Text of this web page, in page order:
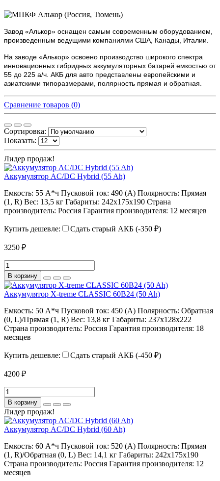
Завод «Алькор» оснащен самым современным оборудованием,
произведенным ведущими компаниями США, Канады, Италии.
На заводе «Алькор» освоено производство широкого спектра
инновационных гибридных аккумуляторных батарей емкостью от
55 до 225 а/ч. АКБ для авто представлены европейскими и
азиатскими типоразмерами, полярность прямая и обратная.
Сравнение товаров (0)
Сортировка:
Показать:
Лидер продаж!
Аккумулятор AC/DC Hybrid (55 Ah)
Емкость: 55 А*ч Пусковой ток: 490 (А) Полярность: Прямая
(1, R) Вес: 13,5 кг Габариты: 242х175х190 Страна
производитель: Россия Гарантия производителя: 12 месяцев
Купить дешевле: Сдать старый АКБ (-350 ₽)
3250 ₽
В корзину
Аккумулятор X-treme CLASSIC 60B24 (50 Ah)
Емкость: 50 А*ч Пусковой ток: 450 (А) Полярность: Обратная
(0, L)/Прямая (1, R) Вес: 13,8 кг Габариты: 237x128x222
Страна производитель: Россия Гарантия производителя: 18
месяцев
Купить дешевле: Сдать старый АКБ (-450 ₽)
4200 ₽
В корзину
Лидер продаж!
Аккумулятор AC/DC Hybrid (60 Ah)
Емкость: 60 А*ч Пусковой ток: 520 (А) Полярность: Прямая
(1, R)/Обратная (0, L) Вес: 14,1 кг Габариты: 242х175х190
Страна производитель: Россия Гарантия производителя: 12
месяцев